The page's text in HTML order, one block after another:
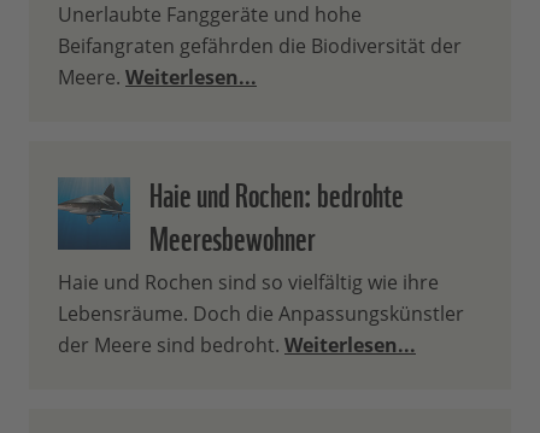
Unerlaubte Fanggeräte und hohe
Beifangraten gefährden die Biodiversität der
Meere. Weiterlesen...
Haie und Rochen: bedrohte
Meeresbewohner
Haie und Rochen sind so vielfältig wie ihre
Lebensräume. Doch die Anpassungskünstler
der Meere sind bedroht. Weiterlesen...